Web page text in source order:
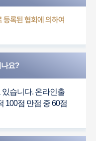
등록된 협회에 의하여
요?
습니다. 온라인출
100점 만점 중 60점